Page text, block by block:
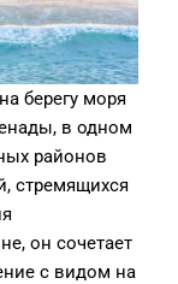
берегу моря
в одном
районов
стремящихся
он сочетает
с видом на